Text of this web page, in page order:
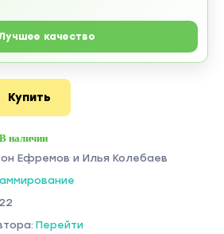
качество
Купить
В наличии
Ефремов и Илья Колебаев
Перейти